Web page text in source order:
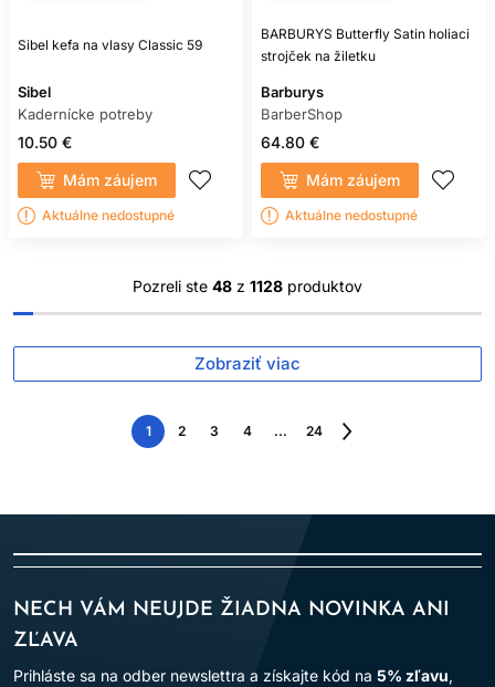
Sibel kefa na vlasy Classic 59
Sibel
Kadernícke potreby
10.50 €
Mám záujem
Aktuálne nedostupné
BARBURYS Butterfly Satin holiaci
strojček na žiletku
Barburys
BarberShop
64.80 €
Mám záujem
Aktuálne nedostupné
Pozreli ste 48 z 1128 produktov
Zobraziť viac
1 2 3 4 ... 24
Nasledujúca
NECH VÁM NEUJDE ŽIADNA NOVINKA ANI
ZĽAVA
Prihláste sa na odber newslettra a získajte kód na 5% zľavu,